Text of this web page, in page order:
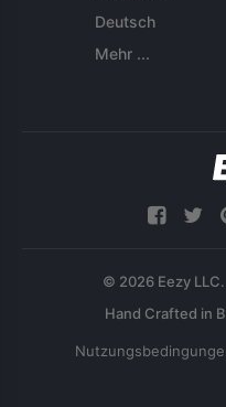
Deutsch
Mehr ...
© 2026 Eezy